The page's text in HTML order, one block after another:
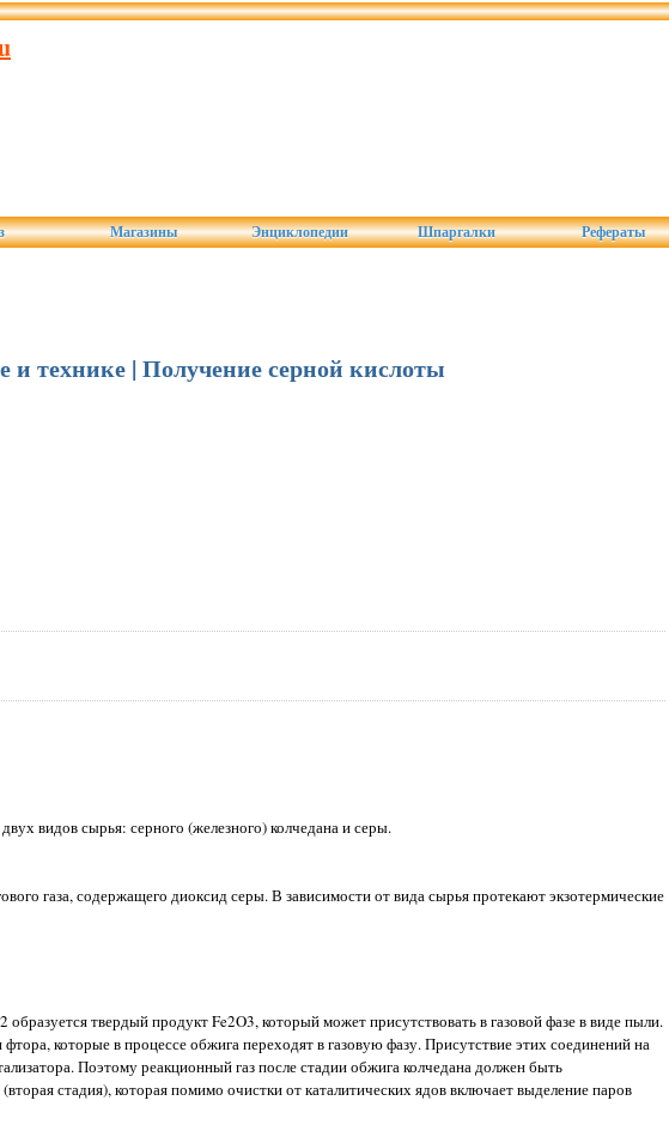
Магазины Энциклопедии Шпаргалки Рефераты
и технике | Получение серной кислоты
видов сырья: серного (железного) колчедана и серы.
газа, содержащего диоксид серы. В зависимости от вида сырья протекают экзотермические
твердый продукт Fe2O3, который может присутствовать в газовой фазе в виде пыли.
которые в процессе обжига переходят в газовую фазу. Присутствие этих соединений на
Поэтому реакционный газ после стадии обжига колчедана должен быть
стадия), которая помимо очистки от каталитических ядов включает выделение паров